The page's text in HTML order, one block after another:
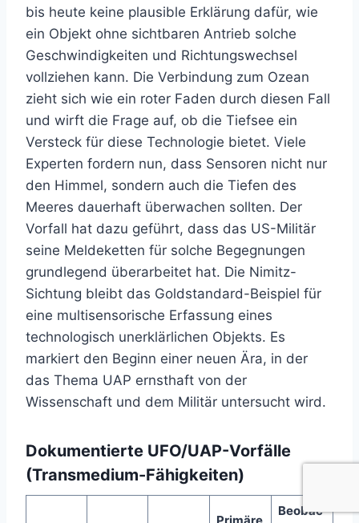
bis heute keine plausible Erklärung dafür, wie
ein Objekt ohne sichtbaren Antrieb solche
Geschwindigkeiten und Richtungswechsel
vollziehen kann. Die Verbindung zum Ozean
zieht sich wie ein roter Faden durch diesen Fall
und wirft die Frage auf, ob die Tiefsee ein
Versteck für diese Technologie bietet. Viele
Experten fordern nun, dass Sensoren nicht nur
den Himmel, sondern auch die Tiefen des
Meeres dauerhaft überwachen sollten. Der
Vorfall hat dazu geführt, dass das US-Militär
seine Meldeketten für solche Begegnungen
grundlegend überarbeitet hat. Die Nimitz-
Sichtung bleibt das Goldstandard-Beispiel für
eine multisensorische Erfassung eines
technologisch unerklärlichen Objekts. Es
markiert den Beginn einer neuen Ära, in der
das Thema UAP ernsthaft von der
Wissenschaft und dem Militär untersucht wird.
Dokumentierte UFO/UAP-Vorfälle
(Transmedium-Fähigkeiten)
Beobac